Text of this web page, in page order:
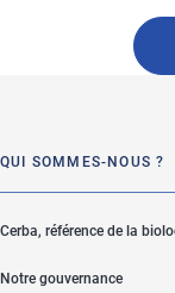
QUI SOMMES-NOUS ?
Cerba, référence de la
Notre gouvernance